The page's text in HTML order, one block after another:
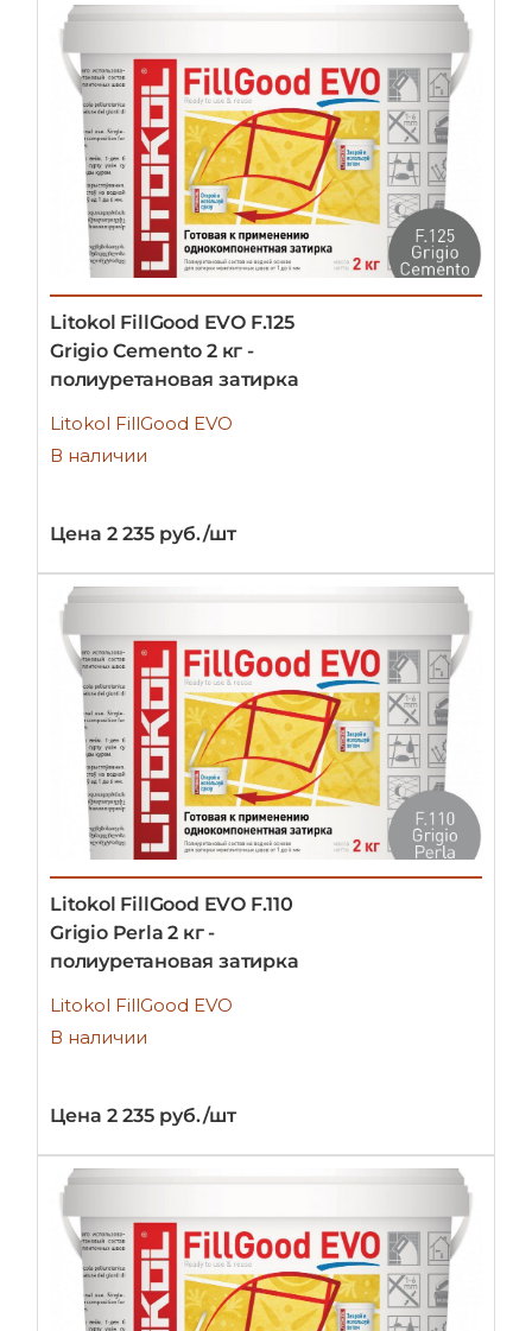
Litokol FillGood EVO F.125
Grigio Cemento 2 кг -
полиуретановая затирка
Litokol FillGood EVO
В наличии
Цена 2 235 руб./шт
Litokol FillGood EVO F.110
Grigio Perla 2 кг -
полиуретановая затирка
Litokol FillGood EVO
В наличии
Цена 2 235 руб./шт